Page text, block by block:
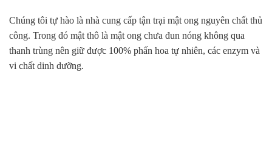
Chúng tôi tự hào là nhà cung cấp tận trại mật ong nguyên chất thủ
công. Trong đó mật thô là mật ong chưa đun nóng không qua
thanh trùng nên giữ được 100% phấn hoa tự nhiên, các enzym và
vi chất dinh dưỡng.